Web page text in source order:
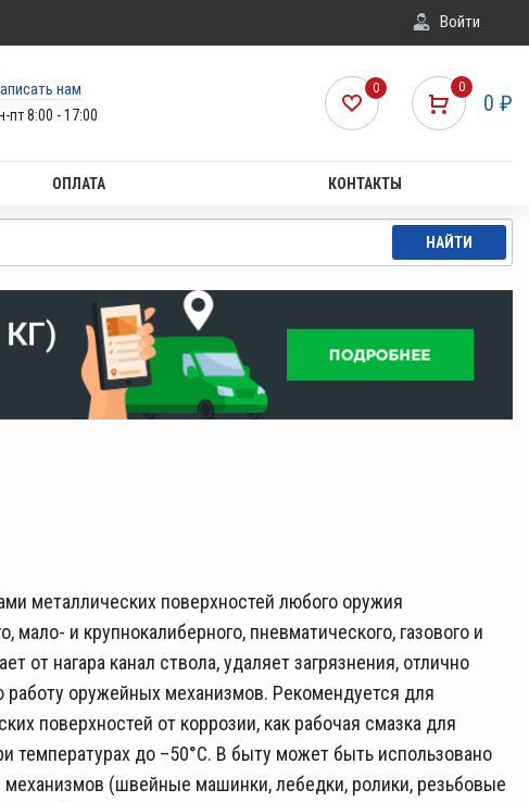
Войти
нам
пт 8:00 - 17:00
0
0 ₽
0
ОПЛАТА КОНТАКТЫ
НАЙТИ
металлических поверхностей любого оружия
мало- и крупнокалиберного, пневматического, газового и
от нагара канал ствола, удаляет загрязнения, отлично
оружейных механизмов. Рекомендуется для
поверхностей от коррозии, как рабочая смазка для
температурах до –50°С. В быту может быть использовано
механизмов (швейные машинки, лебедки, ролики, резьбовые